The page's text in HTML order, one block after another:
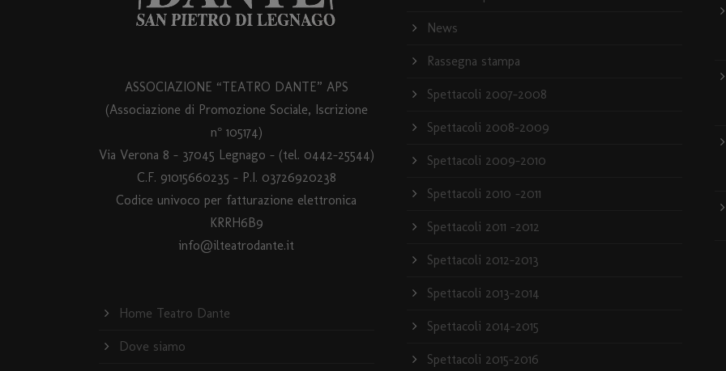
ASSOCIAZIONE “TEATRO DANTE” APS
(Associazione di Promozione Sociale, Iscrizione
n° 105174)
Via Verona 8 – 37045 Legnago – (tel. 0442-25544)
C.F. 91015660235 - P.I. 03726920238
Codice univoco per fatturazione elettronica
KRRH6B9
info@ilteatrodante.it
Home Teatro Dante
Dove siamo
News
Rassegna stampa
Spettacoli 2007-2008
Spettacoli 2008-2009
Spettacoli 2009-2010
Spettacoli 2010 -2011
Spettacoli 2011 -2012
Spettacoli 2012-2013
Spettacoli 2013-2014
Spettacoli 2014-2015
Spettacoli 2015-2016